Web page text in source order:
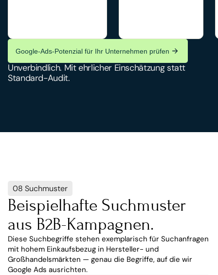
Google-Ads-Potenzial für Ihr Unternehmen prüfen
Unverbindlich. Mit ehrlicher Einschätzung statt
Standard-Audit.
08 Suchmuster
Beispielhafte Suchmuster
aus B2B-Kampagnen.
Diese Suchbegriffe stehen exemplarisch für Suchanfragen
mit hohem Einkaufsbezug in Hersteller- und
Großhandelsmärkten — genau die Begriffe, auf die wir
Google Ads ausrichten.